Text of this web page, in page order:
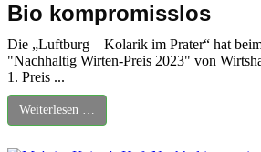
Bio kompromisslos
Die „Luftburg – Kolarik im Prater“ hat
"Nachhaltig Wirten-Preis 2023" von
1. Preis ...
Weiterlesen …